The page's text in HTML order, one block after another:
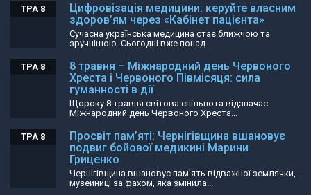
Цифровізація медицини: керуйте власним
здоров’ям через «Кабінет пацієнта»
ТРА 8
Сучасна українська медицина стає ближчою та
зручнішою. Сьогодні вже понад...
8 травня – Міжнародний день Червоного
Хреста і Червоного Півмісяця: сила
гуманності в дії
ТРА 8
Щороку 8 травня світова спільнота відзначає
Міжнародний день Червоного Хреста...
Просвіт пам’яті: Чернігівщина вшановує
подвиг бойової медикині Марини
Гриценко
ТРА 8
Чернігівщина вшановує пам’ять відважної землячки,
музейниці за фахом, яка змінила...